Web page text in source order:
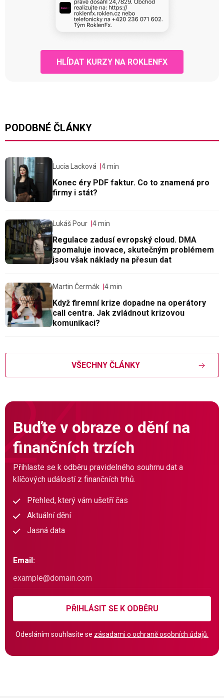
HLÍDAT KURZY NA ROKLENFX
PODOBNÉ ČLÁNKY
Lucia Lacková 4 min
Konec éry PDF faktur. Co to znamená pro
firmy i stát?
Lukáš Pour 4 min
Regulace zadusí evropský cloud. DMA
zpomaluje inovace, skutečným problémem
jsou však náklady na přesun dat
Martin Čermák 4 min
Když firemní krize dopadne na operátory
call centra. Jak zvládnout krizovou
komunikaci?
VŠECHNY ČLÁNKY
Buďte v obraze o dění na
finančních trzích
Přihlaste se k odběru pravidelného souhrnu dat a
klíčových událostí z finančních trhů.
Přehled, který vám ušetří čas
Aktuální dění
Jasná data
Email:
PŘIHLÁSIT SE K ODBĚRU
Odesláním souhlasíte se zásadami o ochraně osobních údajů.